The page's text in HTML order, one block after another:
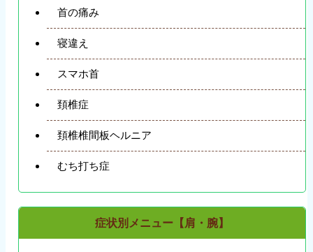
首の痛み
寝違え
スマホ首
頚椎症
頚椎椎間板ヘルニア
むち打ち症
症状別メニュー【肩・腕】